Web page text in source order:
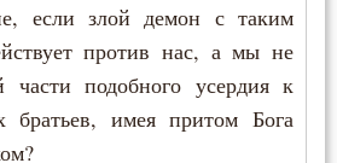
если злой демон с таким
против нас, а мы не
подобного усердия к
братьев, имея притом Бога